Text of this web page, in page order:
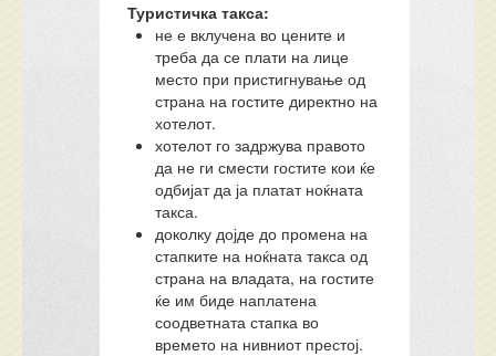
Туристичка такса:
не е вклучена во цените и
треба да се плати на лице
место при пристигнување од
страна на гостите директно на
хотелот.
хотелот го задржува правото
да не ги смести гостите кои ќе
одбијат да ја платат ноќната
такса.
доколку дојде до промена на
стапките на ноќната такса од
страна на владата, на гостите
ќе им биде наплатена
соодветната стапка во
времето на нивниот престој.